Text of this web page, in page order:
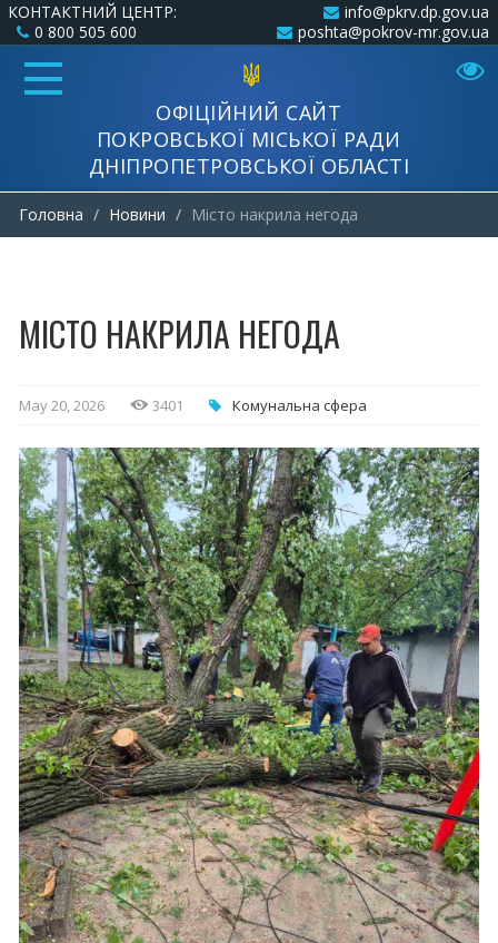
КОНТАКТНИЙ ЦЕНТР:
0 800 505 600
info@pkrv.dp.gov.ua
poshta@pokrov-mr.gov.ua
ОФІЦІЙНИЙ САЙТ
ПОКРОВСЬКОЇ МІСЬКОЇ РАДИ
ДНІПРОПЕТРОВСЬКОЇ ОБЛАСТІ
Головна Новини Місто накрила негода
МІСТО НАКРИЛА НЕГОДА
May 20, 2026 3401 Комунальна cфера